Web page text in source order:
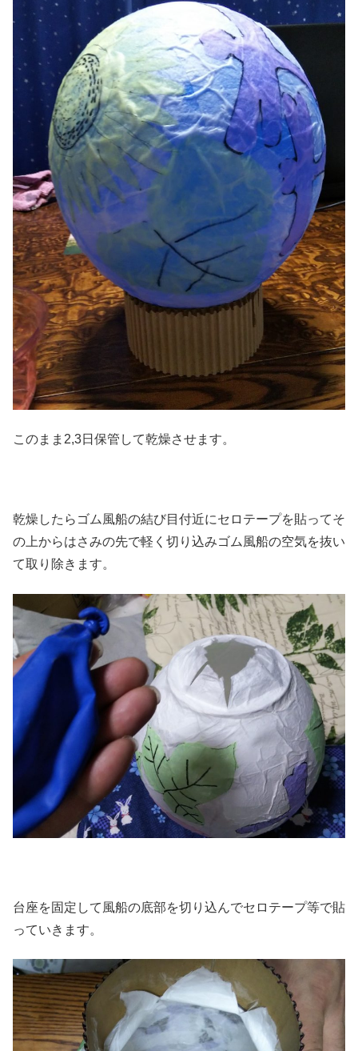
このまま2,3日保管して乾燥させます。
乾燥したらゴム風船の結び目付近にセロテープを貼ってそ
の上からはさみの先で軽く切り込みゴム風船の空気を抜い
て取り除きます。
台座を固定して風船の底部を切り込んでセロテープ等で貼
っていきます。